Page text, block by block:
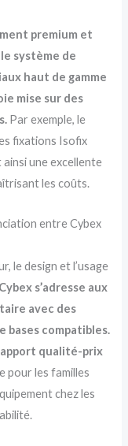
premium et
système de
haut de gamme
mise sur des
Par exemple, le
fixations Isofix
une excellente
les coûts.
entre Cybex
le design et l’usage
Cybex s’adresse aux
avec des
bases compatibles.
qualité-prix
pour les familles
chez les